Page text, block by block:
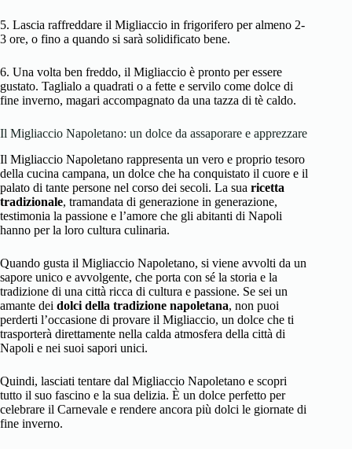
5. Lascia raffreddare il Migliaccio in frigorifero per almeno 2-
3 ore, o fino a quando si sarà solidificato bene.
6. Una volta ben freddo, il Migliaccio è pronto per essere
gustato. Taglialo a quadrati o a fette e servilo come dolce di
fine inverno, magari accompagnato da una tazza di tè caldo.
Il Migliaccio Napoletano: un dolce da assaporare e apprezzare
Il Migliaccio Napoletano rappresenta un vero e proprio tesoro
della cucina campana, un dolce che ha conquistato il cuore e il
palato di tante persone nel corso dei secoli. La sua ricetta
tradizionale, tramandata di generazione in generazione,
testimonia la passione e l’amore che gli abitanti di Napoli
hanno per la loro cultura culinaria.
Quando gusta il Migliaccio Napoletano, si viene avvolti da un
sapore unico e avvolgente, che porta con sé la storia e la
tradizione di una città ricca di cultura e passione. Se sei un
amante dei dolci della tradizione napoletana, non puoi
perderti l’occasione di provare il Migliaccio, un dolce che ti
trasporterà direttamente nella calda atmosfera della città di
Napoli e nei suoi sapori unici.
Quindi, lasciati tentare dal Migliaccio Napoletano e scopri
tutto il suo fascino e la sua delizia. È un dolce perfetto per
celebrare il Carnevale e rendere ancora più dolci le giornate di
fine inverno.